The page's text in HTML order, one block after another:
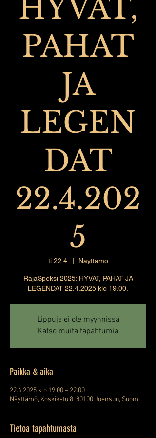
HYVÄT,
PAHAT
JA
LEGEN
DAT
22.4.202
5
ti 22.4. Näyttämö
RajaSpeksi 2025: HYVÄT, PAHAT JA
LEGENDAT 22.4.2025 klo 19.00.
Lippuja ei ole myynnissä
Katso muita tapahtumia
Paikka & aika
22.4.2025 klo 19.00 – 22.00
Näyttämö, Koskikatu 8, 80100 Joensuu, Suomi
Tietoa tapahtumasta